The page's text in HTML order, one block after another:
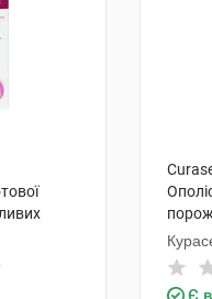
флакон